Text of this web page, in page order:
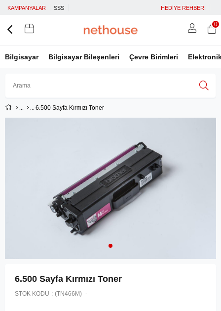
KAMPANYALAR SSS HEDİYE REHBERİ
Bilgisayar Bilgisayar Bileşenleri Çevre Birimleri
Üye Girişi
0
6.500 Sayfa Kırmızı Toner
6.500 Sayfa Kırmızı Toner
STOK KODU (TN466M)